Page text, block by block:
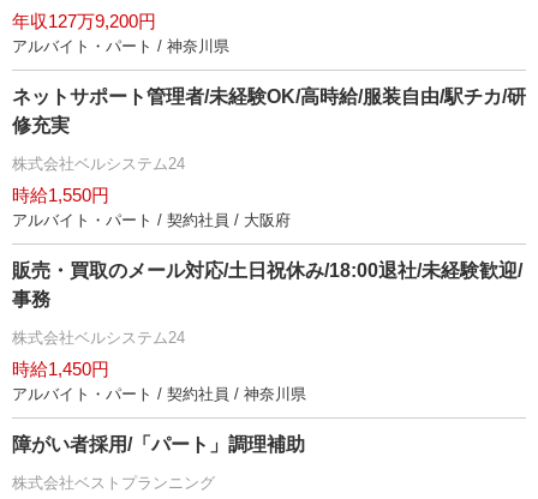
年収127万9,200円
アルバイト・パート / 神奈川県
ネットサポート管理者/未経験OK/高時給/服装自由/駅チカ/研
修充実
株式会社ベルシステム24
時給1,550円
アルバイト・パート / 契約社員 / 大阪府
販売・買取のメール対応/土日祝休み/18:00退社/未経験歓迎/
事務
株式会社ベルシステム24
時給1,450円
アルバイト・パート / 契約社員 / 神奈川県
障がい者採用/「パート」調理補助
株式会社ベストプランニング